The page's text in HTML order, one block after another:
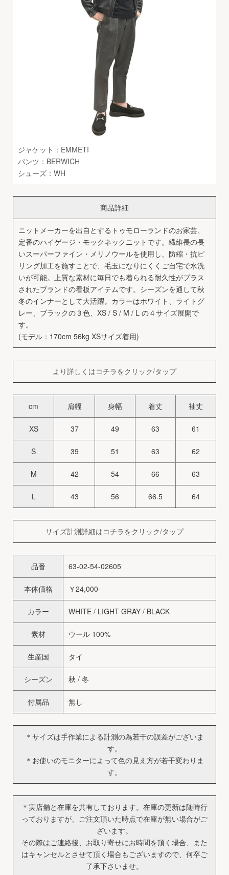
ジャケット：EMMETI
パンツ：BERWICH
シューズ：WH
商品詳細
ニットメーカーを出自とするトゥモローランドのお家芸、
定番のハイゲージ・モックネックニットです。繊維長の長
いスーパーファイン・メリノウールを使用し、防縮・抗ピ
リング加工を施すことで、毛玉になりにくくご自宅で水洗
いが可能。上質な素材に毎日でも着られる耐久性がプラス
されたブランドの看板アイテムです。シーズンを通して秋
冬のインナーとして大活躍。カラーはホワイト、ライトグ
レー、ブラックの３色、XS / S / M / L の４サイズ展開で
す。
(モデル：170cm 56kg XSサイズ着用)
より詳しくはコチラをクリック/タップ
cm 肩幅 身幅 着丈 袖丈
XS 37 49 63 61
S 39 51 63 62
M 42 54 66 63
L 43 56 66.5 64
サイズ計測詳細はコチラをクリック/タップ
品番 63-02-54-02605
本体価格 ￥24,000-
カラー WHITE / LIGHT GRAY / BLACK
素材 ウール 100%
生産国 タイ
シーズン 秋 / 冬
付属品 無し
＊サイズは手作業による計測の為若干の誤差がございま
す。
＊お使いのモニターによって色の見え方が若干変わりま
す。
＊実店舗と在庫を共有しております。在庫の更新は随時行
っておりますが、ご注文頂いた時点で在庫が無い場合がご
ざいます。
その際はご連絡後、お取り寄せにお時間を頂く場合、また
はキャンセルとさせて頂く場合もございますので、何卒ご
了承下さいませ。